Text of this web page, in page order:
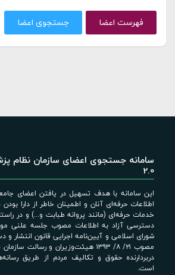
فهرست اعضا جستجوی اعضا
سامانه جستجوی اعضای سازمان نظام
2.0
این سامانه با هدف تسهیل در یافتن اعضای
اطلاعات حرفه‌ای آنان و اطمینان خاطر از دارا بودن
خدمات حرفه‌ای (مانند پروانه طبابت و...) و در
شورای اسلامی و آیین‌نامه اجرایی قانون انتشار و
مصوب ۲۱/ ۸/ ۱۳۹۳ هیئت‌وزیران و رسالت
دربردارنده حقوق و تکالیف مردم از طریق
است.